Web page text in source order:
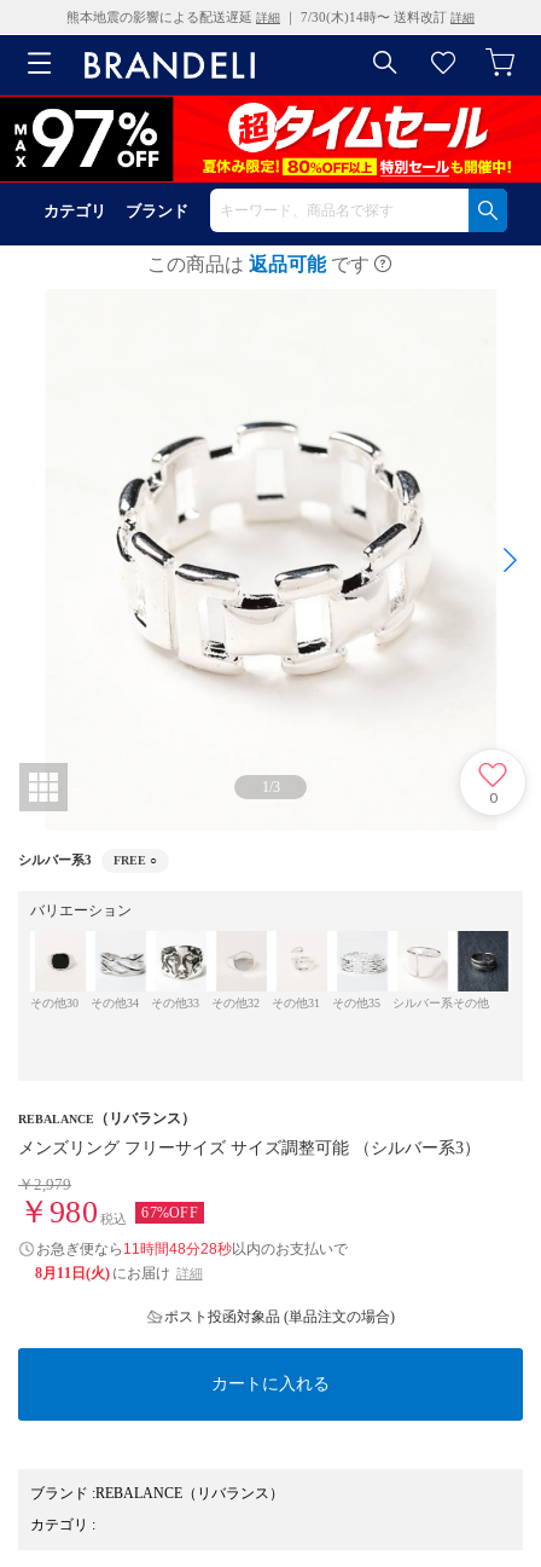
熊本地震の影響による配送遅延 詳細 ｜ 7/30(木)14時〜 送料改訂 詳細
カテゴリ ブランド
この商品は 返品可能 です
1/3
0
シルバー系3 FREE ○
バリエーション
その他30 その他34 その他33 その他32 その他31 その他35 シルバー系その他
REBALANCE （リバランス）
メンズリング フリーサイズ サイズ調整可能 （シルバー系3）
￥2,979
￥980 税込 67%OFF
お急ぎ便なら 11時間48分27秒以内のお支払いで
8月11日(火) にお届け 詳細
ポスト投函対象品 (単品注文の場合)
カートに入れる
ブランド :REBALANCE （リバランス）
カテゴリ :